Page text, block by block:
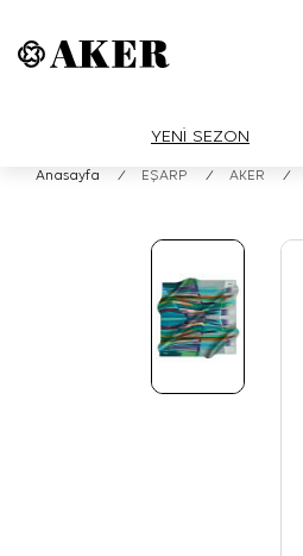
YENİ SEZON
Anasayfa / EŞARP / AKER /